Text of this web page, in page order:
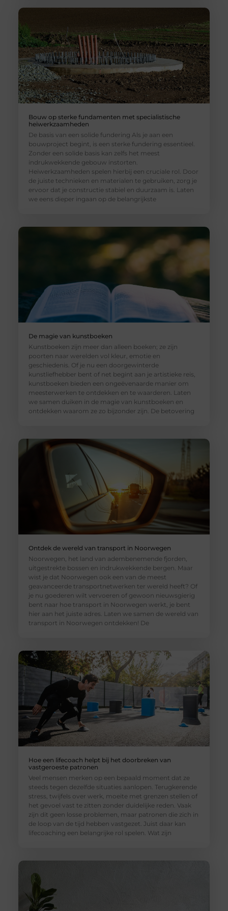
Bouw op sterke fundamenten met specialistische
heiwerkzaamheden
De basis van een solide fundering Als je aan een
bouwproject begint, is een sterke fundering essentieel.
Zonder een solide basis kan zelfs het meest
indrukwekkende gebouw instorten.
Heiwerkzaamheden spelen hierbij een cruciale rol. Door
de juiste technieken en materialen te gebruiken, zorg je
ervoor dat je constructie stabiel en duurzaam is. Laten
we eens dieper ingaan op de belangrijkste
De magie van kunstboeken
Kunstboeken zijn meer dan alleen boeken; ze zijn
poorten naar werelden vol kleur, emotie en
geschiedenis. Of je nu een doorgewinterde
kunstliefhebber bent of net begint aan je artistieke reis,
kunstboeken bieden een ongeëvenaarde manier om
meesterwerken te ontdekken en te waarderen. Laten
we samen duiken in de magie van kunstboeken en
ontdekken waarom ze zo bijzonder zijn. De betovering
Ontdek de wereld van transport in Noorwegen
Noorwegen, het land van adembenemende fjorden,
uitgestrekte bossen en indrukwekkende bergen. Maar
wist je dat Noorwegen ook een van de meest
geavanceerde transportnetwerken ter wereld heeft? Of
je nu goederen wilt vervoeren of gewoon nieuwsgierig
bent naar hoe transport in Noorwegen werkt, je bent
hier aan het juiste adres. Laten we samen de wereld van
transport in Noorwegen ontdekken! De
Hoe een lifecoach helpt bij het doorbreken van
vastgeroeste patronen
Veel mensen merken op een bepaald moment dat ze
steeds tegen dezelfde situaties aanlopen. Terugkerende
stress, twijfels over werk, moeite met grenzen stellen of
het gevoel vast te zitten zonder duidelijke reden. Vaak
zijn dit geen losse problemen, maar patronen die zich in
de loop van de tijd hebben vastgezet. Juist daar kan
lifecoaching een belangrijke rol spelen. Wat zijn